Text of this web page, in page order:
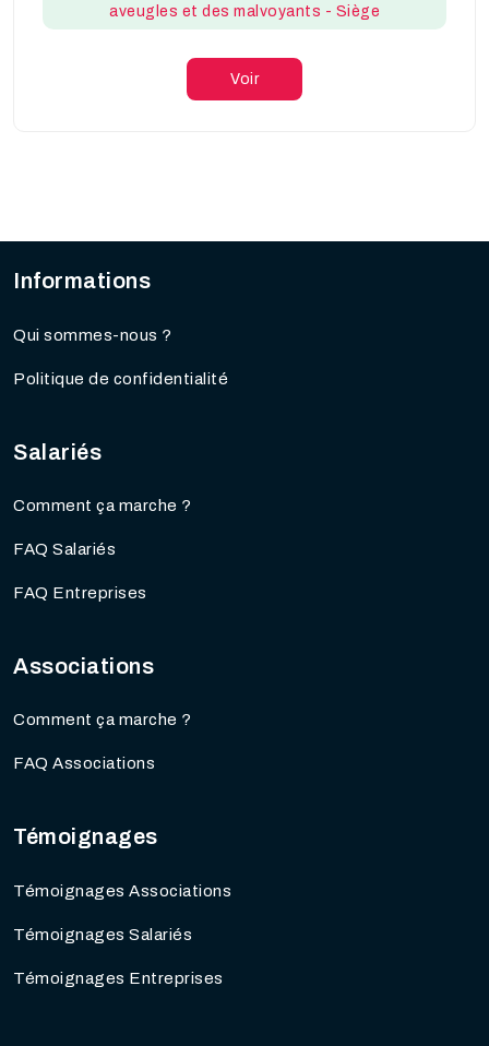
aveugles et des malvoyants - Siège
Voir
Informations
Qui sommes-nous ?
Politique de confidentialité
Salariés
Comment ça marche ?
FAQ Salariés
FAQ Entreprises
Associations
Comment ça marche ?
FAQ Associations
Témoignages
Témoignages Associations
Témoignages Salariés
Témoignages Entreprises